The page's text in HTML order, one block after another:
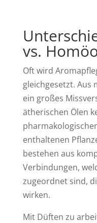
vs.
Oft wird
gleichgesetzt. Aus
ein großes
ätherischen Ölen
enthaltenen
bestehen aus
Verbindungen,
zugeordnet sind,
wirken.
Mit Düften zu